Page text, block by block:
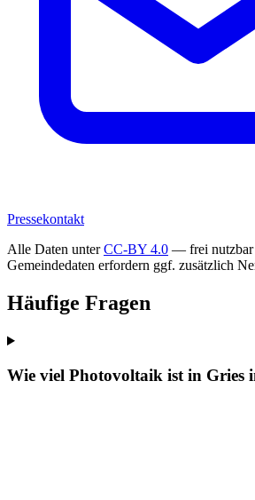
Pressekontakt
Alle Daten unterCC-BY 4.0 — frei nutzbar
Gemeindedaten erfordern ggf. zusätzlich
Häufige Fragen
Wie viel Photovoltaik ist in Gries